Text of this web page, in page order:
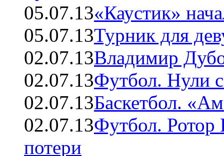
05.07.13«Каустик»
05.07.13Турник для
02.07.13Владимир
02.07.13Футбол. Нули
02.07.13Баскетбол.
02.07.13Футбол. Ротор
потери